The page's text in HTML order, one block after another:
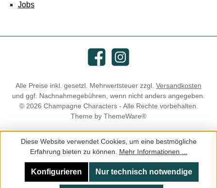
Jobs
FacebookInstagram
Alle Preise inkl. gesetzl. Mehrwertsteuer zzgl. Versandkosten
und ggf. Nachnahmegebühren, wenn nicht anders angegeben.
© 2026 Champagne Characters - Alle Rechte vorbehalten.
Theme by ThemeWare®
Diese Website verwendet Cookies, um eine bestmögliche
Erfahrung bieten zu können. Mehr Informationen ...
Nur technisch notwendige
Konfigurieren